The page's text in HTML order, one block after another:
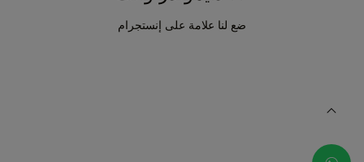
ضع لنا علامة على إنستجرام